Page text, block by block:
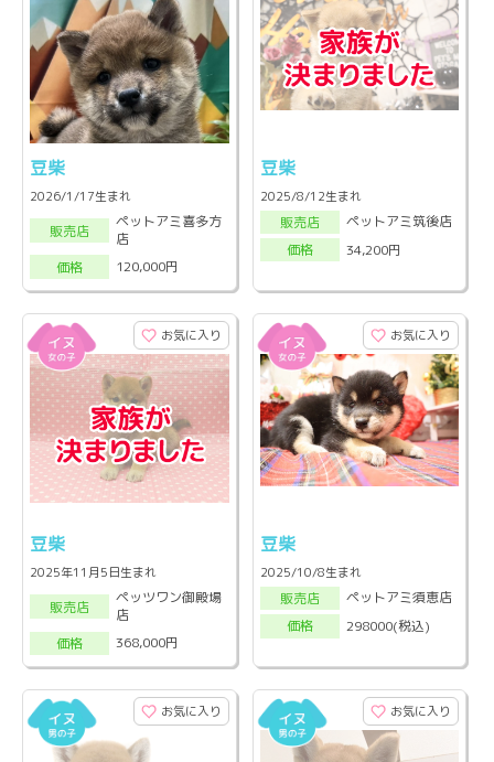
豆柴
2026/1/17生まれ
販売店
ペットアミ喜多方
店
価格
120,000円
豆柴
2025/8/12生まれ
販売店
ペットアミ筑後店
価格
34,200円
お気に入り
豆柴
2025年11月5日生まれ
販売店
ペッツワン御殿場
店
価格
368,000円
お気に入り
豆柴
2025/10/8生まれ
販売店
ペットアミ須恵店
価格
298000(税込)
お気に入り お気に入り